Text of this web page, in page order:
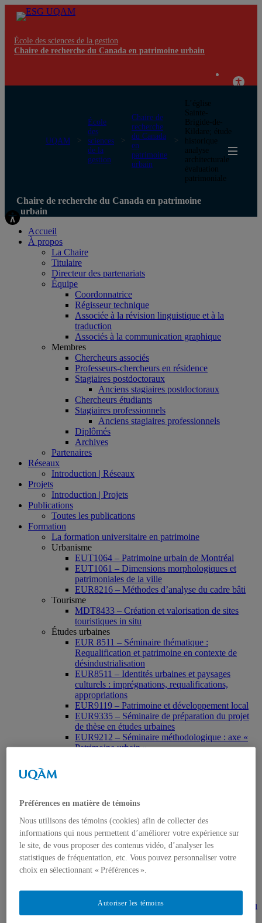
École des sciences de la gestion
Chaire de recherche du Canada en patrimoine urbain
UQAM
École
des
sciences
de la
gestion
Chaire de
recherche
du Canada
en
patrimoine
urbain
L’église
Sainte-
Brigide-de-
Kildare; étude
historique
analyse
architecturale
évaluation
patrimoniale
Chaire de recherche du Canada en patrimoine
urbain
Accueil
À propos
La Chaire
Titulaire
Directeur des partenariats
Équipe
Coordonnatrice
Régisseur technique
Associée à la révision linguistique et à la
traduction
Associés à la communication graphique
Membres
Chercheurs associés
Professeurs-chercheurs en résidence
Stagiaires postdoctoraux
Anciens stagiaires postdoctoraux
Chercheurs étudiants
Stagiaires professionnels
Anciens stagiaires professionnels
Diplômés
Archives
Partenaires
Réseaux
Introduction | Réseaux
Projets
Introduction | Projets
Publications
Toutes les publications
Formation
La formation universitaire en patrimoine
Urbanisme
EUT1064 – Patrimoine urbain de Montréal
EUT1061 – Dimensions morphologiques et
patrimoniales de la ville
EUR8216 – Méthodes d’analyse du cadre bâti
Tourisme
MDT8433 – Création et valorisation de sites
touristiques in situ
Études urbaines
EUR 8511 – Séminaire thématique :
Requalification et patrimoine en contexte de
désindustrialisation
EUR8511 – Identités urbaines et paysages
culturels : imprégnations, requalifications,
appropriations
EUR9119 – Patrimoine et développement local
EUR9335 – Séminaire de préparation du projet
de thèse en études urbaines
EUR9212 – Séminaire méthodologique : axe «
Patrimoine urbain »
Muséologie, médiation et patrimoine
Histoire de l’art
gestion en patrimoine
Direction de thèses et de mémoires
Stages
Archives
MDT8001 – Épistémologie des études
touristiques
EUR7102 – Dimensions sociales et culturelles du
tourisme
Préférences en matière de témoins
Nous utilisons des témoins (cookies) afin de collecter des
informations qui nous permettent d’améliorer votre expérience sur
le site, de vous proposer des contenus vidéo, d’analyser les
statistiques de fréquentation, etc. Vous pouvez personnaliser votre
choix en sélectionnant « Préférences ».
Autoriser les témoins